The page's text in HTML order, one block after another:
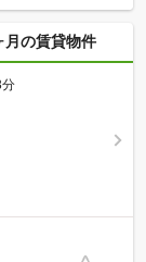
月の賃貸物件
分